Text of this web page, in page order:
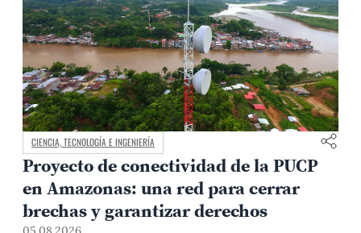
CAMPUS Y COMUNIDAD
Lamentamos el fallecimiento del
Fernando D’Alessio, fundador y
de Centrum PUCP